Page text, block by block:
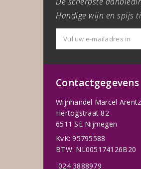
Handige wijn en spijs
Contactgegevens
Wijnhandel Marcel Arentz
Hertogstraat 82
6511 SE Nijmegen
KvK: 95795588
BTW: NL005174126B20
024 3888979